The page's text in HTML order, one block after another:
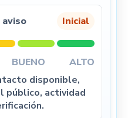
Inicial
BUENO
ALTO
disponible,
público, actividad